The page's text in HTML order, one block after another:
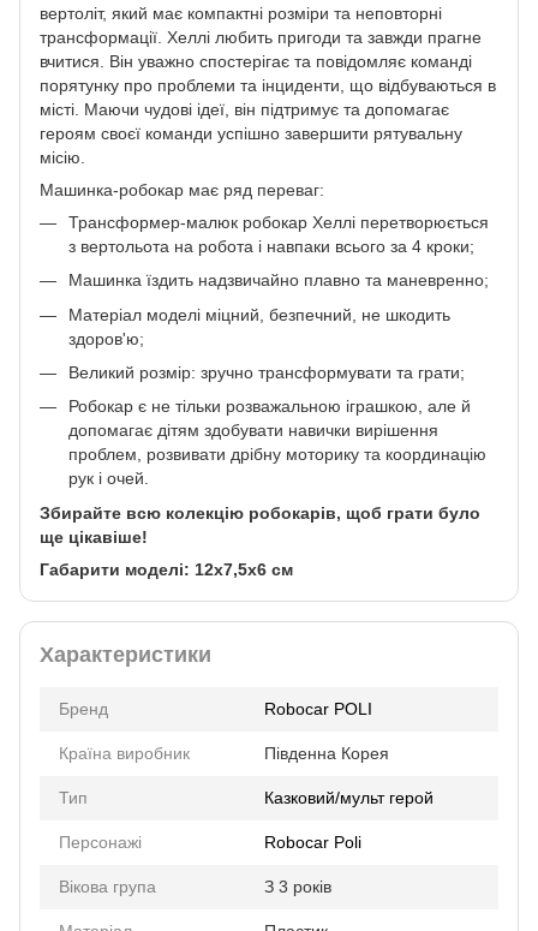
вертоліт, який має компактні розміри та неповторні
трансформації. Хеллі любить пригоди та завжди прагне
вчитися. Він уважно спостерігає та повідомляє команді
порятунку про проблеми та інциденти, що відбуваються в
місті. Маючи чудові ідеї, він підтримує та допомагає
героям своєї команди успішно завершити рятувальну
місію.
Машинка-робокар має ряд переваг:
Трансформер-малюк робокар Хеллі перетворюється
з вертольота на робота і навпаки всього за 4 кроки;
Машинка їздить надзвичайно плавно та маневренно;
Матеріал моделі міцний, безпечний, не шкодить
здоров'ю;
Великий розмір: зручно трансформувати та грати;
Робокар є не тільки розважальною іграшкою, але й
допомагає дітям здобувати навички вирішення
проблем, розвивати дрібну моторику та координацію
рук і очей.
Збирайте всю колекцію робокарів, щоб грати було
ще цікавіше!
Габарити моделі: 12х7,5х6 см
Характеристики
Бренд Robocar POLI
Країна виробник Південна Корея
Тип Казковий/мульт герой
Персонажі Robocar Poli
Вікова група З 3 років